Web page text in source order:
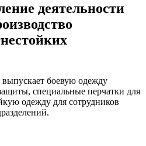
деятельности
боевую одежду
специальные перчатки для
одежду для сотрудников